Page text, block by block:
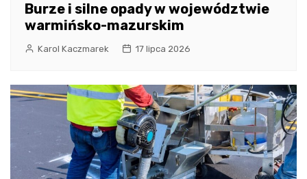
Burze i silne opady w województwie
warmińsko-mazurskim
Karol Kaczmarek 17 lipca 2026